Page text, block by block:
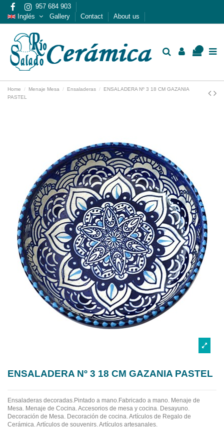
957 684 903
Inglés
Gallery Contact About us
Home Menaje Mesa Ensaladeras
ENSALADERA Nº 3 18 CM GAZANIA
PASTEL
ENSALADERA Nº 3 18 CM GAZANIA PASTEL
Ensaladeras decoradas.Pintado a mano.Fabricado a mano. Menaje de
Mesa. Menaje de Cocina. Accesorios de mesa y cocina. Desayuno.
Decoración de Mesa. Decoración de cocina. Artículos de Regalo de
Cerámica. Artículos de souvenirs. Artículos artesanales.